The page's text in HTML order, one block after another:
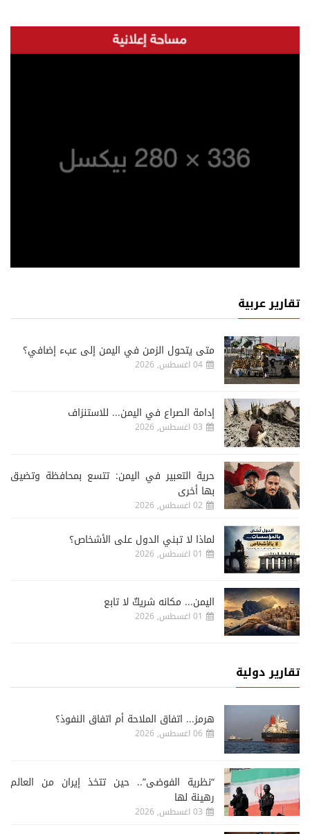
تقارير عربية
متى يتحول الزمن في اليمن إلى عبء إضافي؟
04 اغسطس, 2026
إدامة الصراع في اليمن... للاستنزاف
03 اغسطس, 2026
حرية التعبير في اليمن: تتسع بمحافظة وتضيق
بها أخرى
02 اغسطس, 2026
لماذا لا تبني الدول على الأشخاص؟
01 اغسطس, 2026
اليمن... مكانه شريكٌ لا تابع
01 اغسطس, 2026
تقارير دولية
هرمز... اتفاق الملاحة أم اتفاق النفوذ؟
06 اغسطس, 2026
“نظرية الفوضى”.. حين تتخذ إيران من العالم
رهينة لها
03 اغسطس, 2026